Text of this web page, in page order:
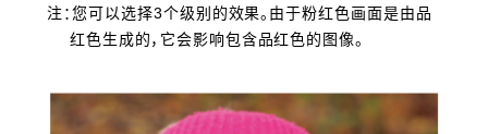
注：您可以选择3个级别的效果。由于粉红色画面是由品
红色生成的，它会影响包含品红色的图像。